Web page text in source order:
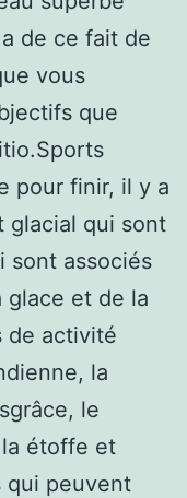
de ce fait de
vous
que
pour finir, il y a
glacial qui sont
sont associés
glace et de la
de activité
la
le
étoffe et
qui peuvent